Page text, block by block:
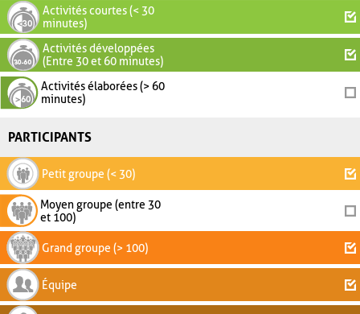
Activités courtes (< 30
minutes)
Activités développées
(Entre 30 et 60 minutes)
Activités élaborées (> 60
minutes)
PARTICIPANTS
Petit groupe (< 30)
Moyen groupe (entre 30
et 100)
Grand groupe (> 100)
Équipe